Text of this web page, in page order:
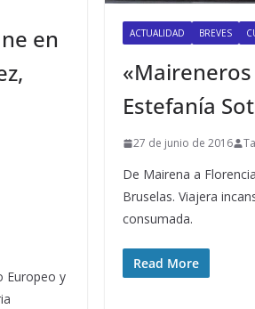
en
Europeo y
ACTUALIDAD BREVES
Estefanía
27 de junio de 2016
De Mairena a
Bruselas. Viajera
consumada.
Read More